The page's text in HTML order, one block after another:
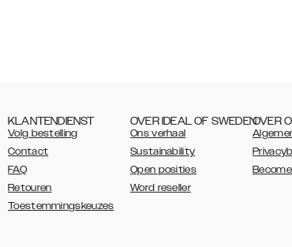
KLANTENDIENST
Volg bestelling
Contact
FAQ
Retouren
Toestemmingskeuzes
OVER IDEAL OF SWEDEN
Ons verhaal
Sustainability
Open posities
Word reseller
OVER
AUSTRALIA